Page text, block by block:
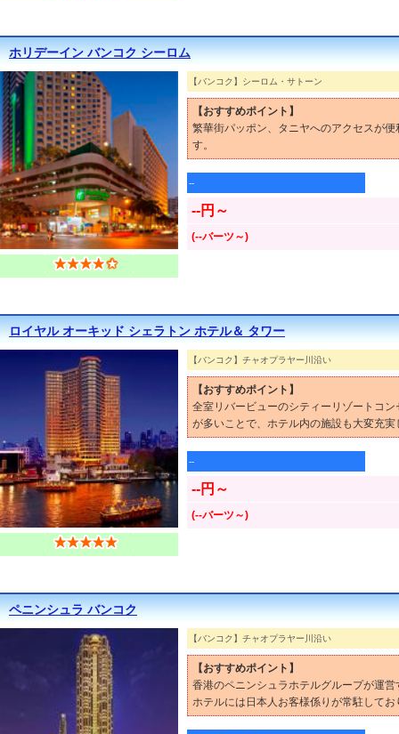
ホリデーイン バンコク シーロム
【バンコク】シーロム・サトーン
【おすすめポイント】
繁華街パッポン、タニヤへのアクセスが
す。
--
--円～
(--バーツ～)
ロイヤル オーキッド シェラトン ホテル＆ タワー
【バンコク】チャオプラヤー川沿い
【おすすめポイント】
全室リバービューのシティーリゾートコ
が多いことで、ホテル内の施設も大変充実
--
--円～
(--バーツ～)
ペニンシュラ バンコク
【バンコク】チャオプラヤー川沿い
【おすすめポイント】
香港のペニンシュラホテルグループが運
ホテルには日本人お客様係りが常駐して